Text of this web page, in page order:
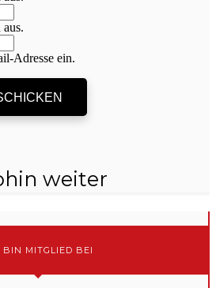
Adresse ein.
weiter
BIN MITGLIED BEI